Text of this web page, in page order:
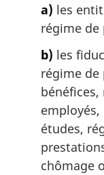
a) les
régime de
b) les
régime
études,
chômage